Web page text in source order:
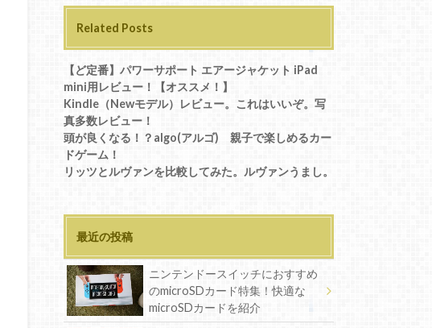
Related Posts
【ど定番】パワーサポート エアージャケット iPad
mini用レビュー！【オススメ！】
Kindle（Newモデル）レビュー。これはいいぞ。写
真多数レビュー！
頭が良くなる！？algo(アルゴ) 親子で楽しめるカー
ドゲーム！
リッツとルヴァンを比較してみた。ルヴァンうまし。
最近の投稿
ニンテンドースイッチにおすすめ
のmicroSDカード特集！快適な
microSDカードを紹介